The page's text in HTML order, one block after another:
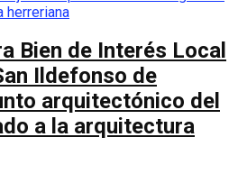
Bien de Interés Local
Ildefonso de
arquitectónico del
a la arquitectura